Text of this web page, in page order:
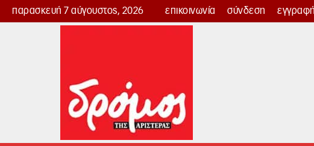
παρασκευή 7 αύγουστος, 2026 επικοινωνία σύνδεση
Δρόμος